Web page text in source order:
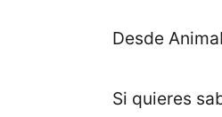
Desde
Si quieres